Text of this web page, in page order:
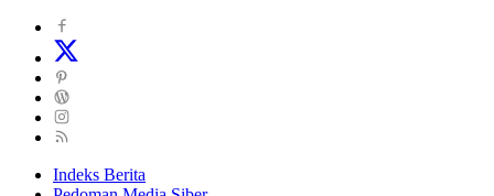
Indeks Berita